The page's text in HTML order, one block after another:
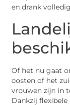
en drank
Of het nu gaat
oosten of het
vrouwen zijn in
Dankzij